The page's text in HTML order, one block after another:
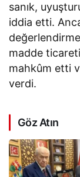
sanık,
iddia etti.
madde
mahkûm etti
verdi.
Göz Atın